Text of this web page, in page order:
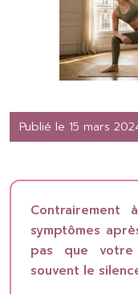
Publié le 15 mars
Contrairement
symptômes
pas que
souvent le